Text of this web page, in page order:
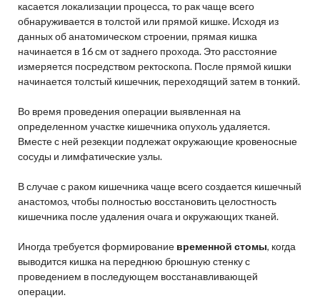
касается локализации процесса, то рак чаще всего
обнаруживается в толстой или прямой кишке. Исходя из
данных об анатомическом строении, прямая кишка
начинается в 16 см от заднего прохода. Это расстояние
измеряется посредством ректоскопа. После прямой кишки
начинается толстый кишечник, переходящий затем в тонкий.
Во время проведения операции выявленная на
определенном участке кишечника опухоль удаляется.
Вместе с ней резекции подлежат окружающие кровеносные
сосуды и лимфатические узлы.
В случае с раком кишечника чаще всего создается кишечный
анастомоз, чтобы полностью восстановить целостность
кишечника после удаления очага и окружающих тканей.
Иногда требуется формирование временной стомы, когда
выводится кишка на переднюю брюшную стенку с
проведением в последующем восстанавливающей
операции.